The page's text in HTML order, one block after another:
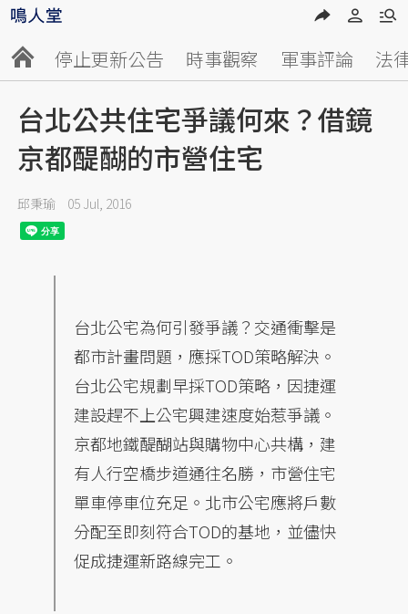
停止更新公告 時事觀察 軍事評論 法
台北公共住宅爭議何來？借鏡
京都醍醐的市營住宅
邱秉瑜 05 Jul, 2016
台北公宅為何引發爭議？交通衝擊是
都市計畫問題，應採TOD策略解決。
台北公宅規劃早採TOD策略，因捷運
建設趕不上公宅興建速度始惹爭議。
京都地鐵醍醐站與購物中心共構，建
有人行空橋步道通往名勝，市營住宅
單車停車位充足。北市公宅應將戶數
分配至即刻符合TOD的基地，並儘快
促成捷運新路線完工。